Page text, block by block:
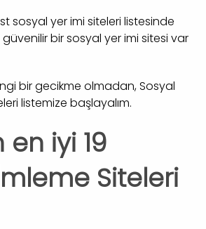
sosyal yer imi siteleri listesinde
bir sosyal yer imi sitesi var
bir gecikme olmadan, Sosyal
listemize başlayalım.
en iyi 19
Siteleri